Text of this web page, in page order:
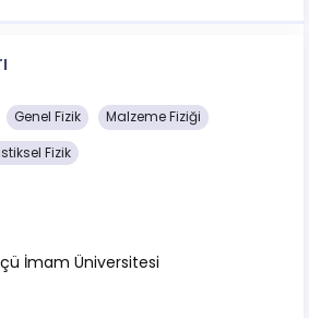
Genel Fizik Malzeme Fiziği
Fizik
İmam Üniversitesi